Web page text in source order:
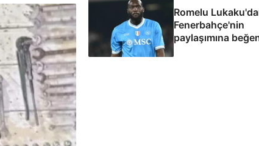
Romelu
Fenerbahçe'nin
paylaşımına